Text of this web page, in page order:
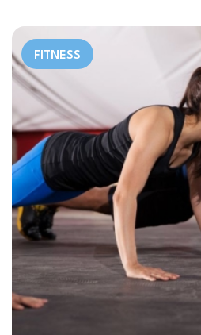
FITNESS